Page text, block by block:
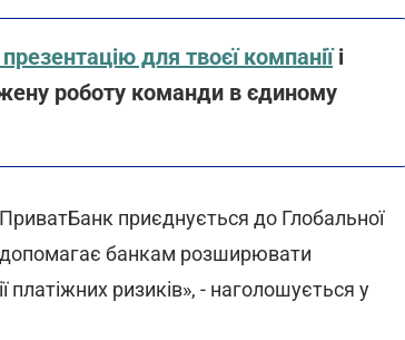
для твоєї компаніїі
роботу команди в єдиному
приєднується до Глобальної
допомагає банкам розширювати
платіжних ризиків», - наголошується у